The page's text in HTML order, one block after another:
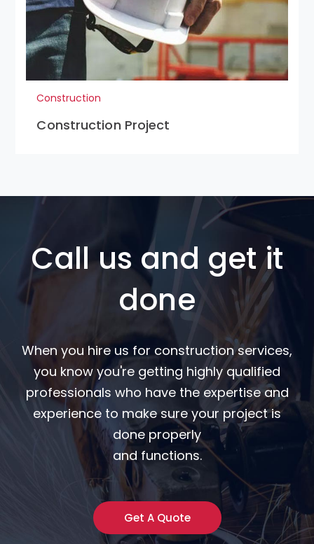
Construction
Construction Project
Call us and get it
done
When you hire us for construction services,
you know you're getting highly qualified
professionals who have the expertise and
experience to make sure your project is
done properly
and functions.
Get A Quote